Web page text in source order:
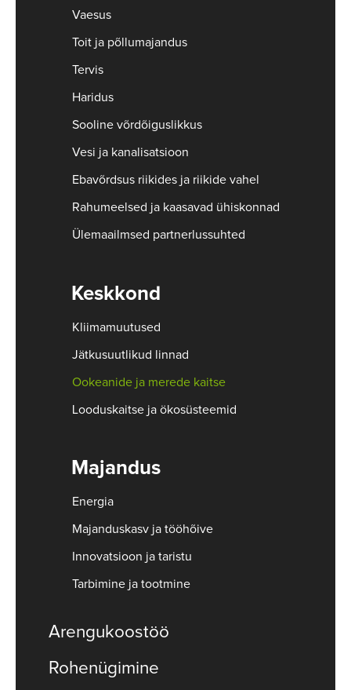
Vaesus
Toit ja põllumajandus
Tervis
Haridus
Sooline võrdõiguslikkus
Vesi ja kanalisatsioon
Ebavõrdsus riikides ja riikide vahel
Rahumeelsed ja kaasavad ühiskonnad
Ülemaailmsed partnerlussuhted
Keskkond
Kliimamuutused
Jätkusuutlikud linnad
Ookeanide ja merede kaitse
Looduskaitse ja ökosüsteemid
Majandus
Energia
Majanduskasv ja tööhõive
Innovatsioon ja taristu
Tarbimine ja tootmine
Arengukoostöö
Rohenügimine